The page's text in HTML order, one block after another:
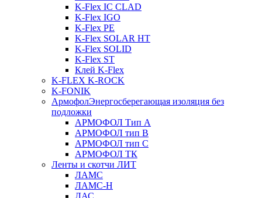
K-Flex IC CLAD
K-Flex IGO
K-Flex PE
K-Flex SOLAR HT
K-Flex SOLID
K-Flex ST
Клей K-Flex
K-FLEX K-ROCK
K-FONIK
АрмофолЭнергосберегающая изоляция без
подложки
АРМОФОЛ Тип А
АРМОФОЛ тип В
АРМОФОЛ тип C
АРМОФОЛ ТК
Ленты и скотчи ЛИТ
ЛАМС
ЛАМС-Н
ЛАС